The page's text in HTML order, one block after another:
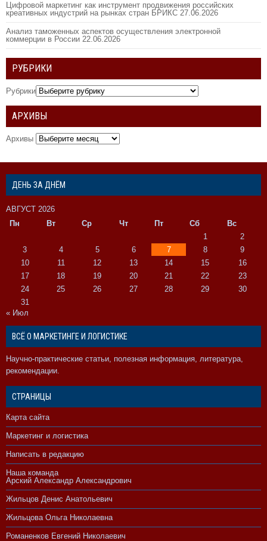
Цифровой маркетинг как инструмент продвижения российских
креативных индустрий на рынках стран БРИКС 27.06.2026
Анализ таможенных аспектов осуществления электронной
коммерции в России 22.06.2026
РУБРИКИ
Рубрики
АРХИВЫ
Архивы
ДЕНЬ ЗА ДНЁМ
АВГУСТ 2026
Пн
Вт Ср Чт Пт Сб
Вс
1
2
3
4 5 6 7 8
9
10
11 12 13 14 15
16
17
18 19 20 21 22
23
24
25 26 27 28 29
30
31
« Июл
ВСЁ О МАРКЕТИНГЕ И ЛОГИСТИКЕ
Научно-практические статьи, полезная информация, литература,
рекомендации.
СТРАНИЦЫ
Карта сайта
Маркетинг и логистика
Написать в редакцию
Наша команда
Арский Александр Александрович
Жильцов Денис Анатольевич
Жильцова Ольга Николаевна
Романенков Евгений Николаевич